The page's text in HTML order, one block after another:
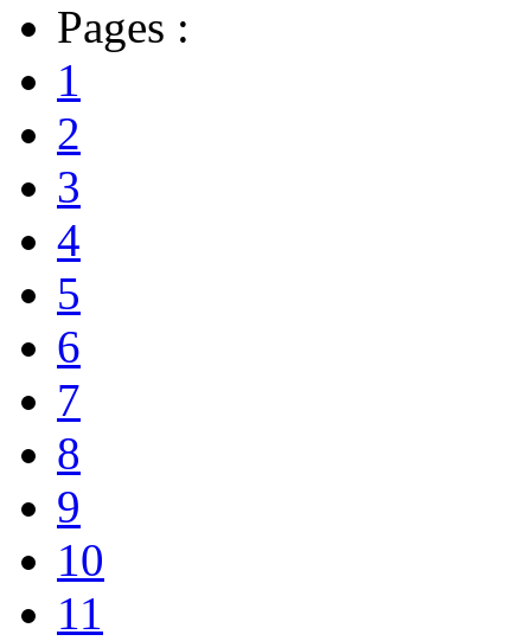
Pages :
1
2
3
4
5
6
7
8
9
10
11